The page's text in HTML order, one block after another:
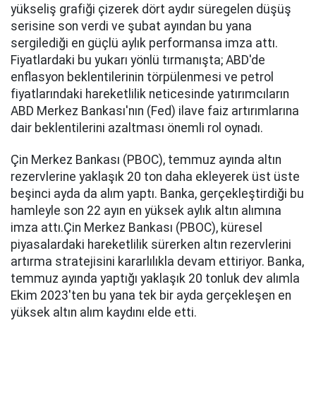
yükseliş grafiği çizerek dört aydır süregelen düşüş
serisine son verdi ve şubat ayından bu yana
sergilediği en güçlü aylık performansa imza attı.
Fiyatlardaki bu yukarı yönlü tırmanışta; ABD'de
enflasyon beklentilerinin törpülenmesi ve petrol
fiyatlarındaki hareketlilik neticesinde yatırımcıların
ABD Merkez Bankası'nın (Fed) ilave faiz artırımlarına
dair beklentilerini azaltması önemli rol oynadı.
Çin Merkez Bankası (PBOC), temmuz ayında altın
rezervlerine yaklaşık 20 ton daha ekleyerek üst üste
beşinci ayda da alım yaptı. Banka, gerçekleştirdiği bu
hamleyle son 22 ayın en yüksek aylık altın alımına
imza attı.Çin Merkez Bankası (PBOC), küresel
piyasalardaki hareketlilik sürerken altın rezervlerini
artırma stratejisini kararlılıkla devam ettiriyor. Banka,
temmuz ayında yaptığı yaklaşık 20 tonluk dev alımla
Ekim 2023'ten bu yana tek bir ayda gerçekleşen en
yüksek altın alım kaydını elde etti.